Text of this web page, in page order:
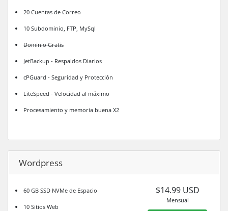
20 Cuentas de Correo
10 Subdominio, FTP, MySql
Dominio Gratis
JetBackup - Respaldos Diarios
cPGuard - Seguridad y Protección
LiteSpeed - Velocidad al máximo
Procesamiento y memoria buena X2
Wordpress
60 GB SSD NVMe de Espacio
10 Sitios Web
$14.99 USD
Mensual